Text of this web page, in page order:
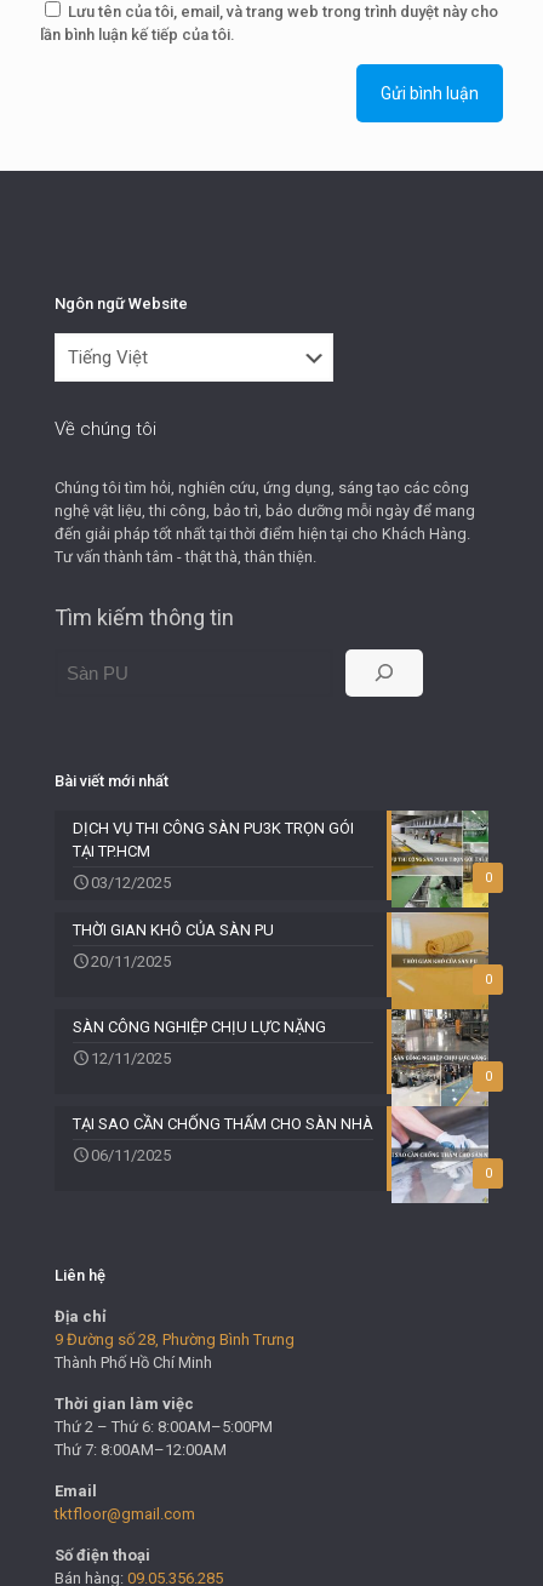
Lưu tên của tôi, email, và trang web trong trình duyệt này cho
lần bình luận kế tiếp của tôi.
Ngôn ngữ Website
ngữ
Về chúng tôi
Chúng tôi tìm hỏi, nghiên cứu, ứng dụng, sáng tạo các công
nghệ vật liệu, thi công, bảo trì, bảo dưỡng mỗi ngày để mang
đến giải pháp tốt nhất tại thời điểm hiện tại cho Khách Hàng.
Tư vấn thành tâm - thật thà, thân thiện.
Tìm kiếm thông tin
Bài viết mới nhất
0
DỊCH VỤ THI CÔNG SÀN PU3K TRỌN GÓI
TẠI TP.HCM
03/12/2025
0
THỜI GIAN KHÔ CỦA SÀN PU
20/11/2025
0
SÀN CÔNG NGHIỆP CHỊU LỰC NẶNG
12/11/2025
0
TẠI SAO CẦN CHỐNG THẤM CHO SÀN NHÀ
06/11/2025
Liên hệ
Địa chỉ
9 Đường số 28, Phường Bình Trưng
Thành Phố Hồ Chí Minh
Thời gian làm việc
Thứ 2 – Thứ 6: 8:00AM–5:00PM
Thứ 7: 8:00AM–12:00AM
Email
tktfloor@gmail.com
Số điện thoại
Bán hàng: 09.05.356.285